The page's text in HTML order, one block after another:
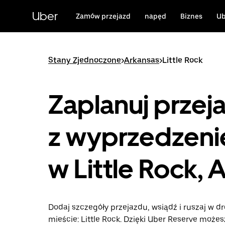
zawartości
Uber Zamów przejazd napęd Biznes
Stany Zjednoczone>Arkansas>Little Rock
Zaplanuj
z
w Little Rock,
Dodaj szczegóły przejazdu, wsiądź i ruszaj w
mieście: Little Rock. Dzięki Uber Reserve